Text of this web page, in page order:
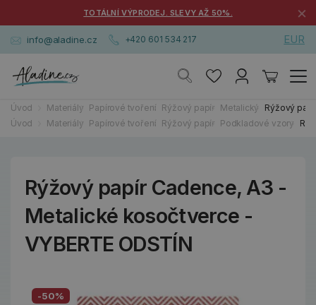
TOTÁLNÍ VÝPRODEJ. SLEVY AŽ 50%. ×
info@aladine.cz +420 601 534 217 EUR
Úvod Materiály Papírové tvoření Rýžový papír Metalický
Rýžový
Úvod
Materiály Papírové tvoření Rýžový papír Podkladové vzory
Rýžový papír Cadence, A3 -
Metalické kosočtverce -
VYBERTE ODSTÍN
-50%